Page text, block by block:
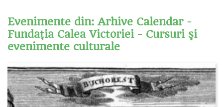
Evenimente din: Arhive Calendar -
Fundaţia Calea Victoriei - Cursuri şi
evenimente culturale